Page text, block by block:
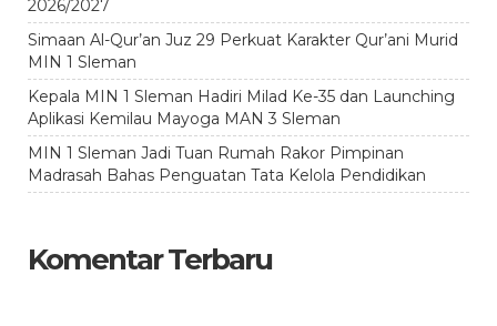
2026/2027
Simaan Al-Qur’an Juz 29 Perkuat Karakter Qur’ani Murid
MIN 1 Sleman
Kepala MIN 1 Sleman Hadiri Milad Ke-35 dan Launching
Aplikasi Kemilau Mayoga MAN 3 Sleman
MIN 1 Sleman Jadi Tuan Rumah Rakor Pimpinan
Madrasah Bahas Penguatan Tata Kelola Pendidikan
Komentar Terbaru